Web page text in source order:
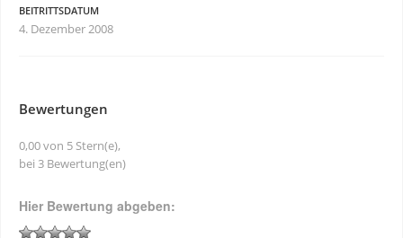
BEITRITTSDATUM
4. Dezember 2008
Bewertungen
0,00 von 5 Stern(e),
bei 3 Bewertung(en)
Hier Bewertung abgeben: